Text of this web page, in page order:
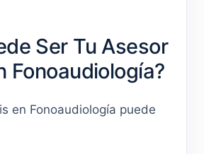
Ser Tu Asesor
Fonoaudiología?
en Fonoaudiología puede